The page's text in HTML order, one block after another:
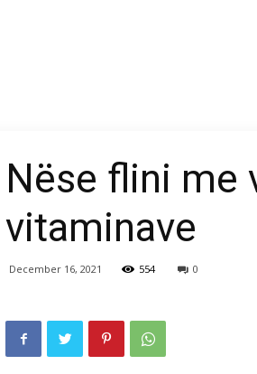
Nëse flini me
vitaminave
December 16, 2021 554 0